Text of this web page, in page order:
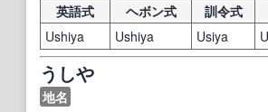
英語式
ヘボン式 訓令式
Ushiya
Ushiya Usiya
うしや
地名